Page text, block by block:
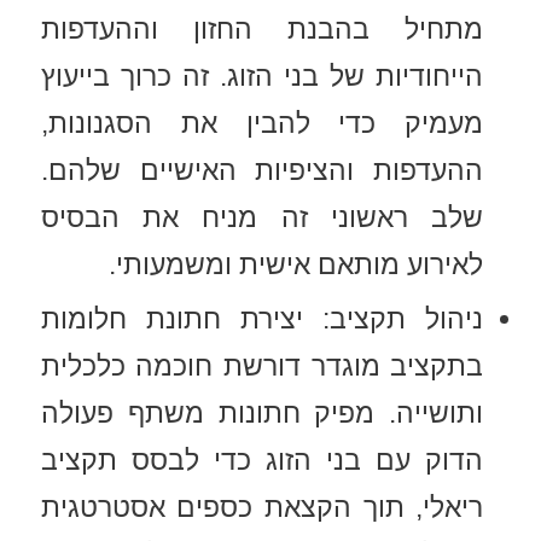
מתחיל בהבנת החזון וההעדפות
הייחודיות של בני הזוג. זה כרוך בייעוץ
מעמיק כדי להבין את הסגנונות,
ההעדפות והציפיות האישיים שלהם.
שלב ראשוני זה מניח את הבסיס
לאירוע מותאם אישית ומשמעותי.
ניהול תקציב: יצירת חתונת חלומות
בתקציב מוגדר דורשת חוכמה כלכלית
ותושייה. מפיק חתונות משתף פעולה
הדוק עם בני הזוג כדי לבסס תקציב
ריאלי, תוך הקצאת כספים אסטרטגית